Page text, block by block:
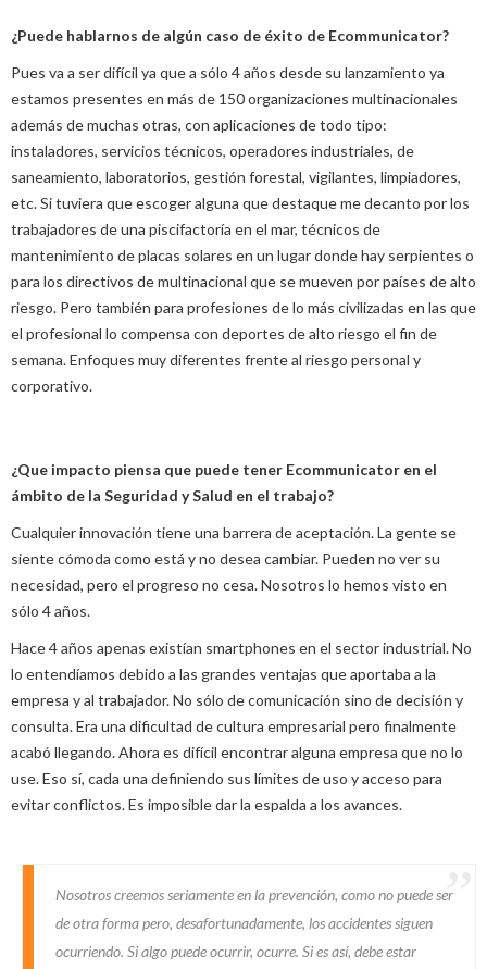
¿Puede hablarnos de algún caso de éxito de Ecommunicator?
Pues va a ser difícil ya que a sólo 4 años desde su lanzamiento ya
estamos presentes en más de 150 organizaciones multinacionales
además de muchas otras, con aplicaciones de todo tipo:
instaladores, servicios técnicos, operadores industriales, de
saneamiento, laboratorios, gestión forestal, vigilantes, limpiadores,
etc. Si tuviera que escoger alguna que destaque me decanto por los
trabajadores de una piscifactoría en el mar, técnicos de
mantenimiento de placas solares en un lugar donde hay serpientes o
para los directivos de multinacional que se mueven por países de alto
riesgo. Pero también para profesiones de lo más civilizadas en las que
el profesional lo compensa con deportes de alto riesgo el fin de
semana. Enfoques muy diferentes frente al riesgo personal y
corporativo.
¿Que impacto piensa que puede tener Ecommunicator en el
ámbito de la Seguridad y Salud en el trabajo?
Cualquier innovación tiene una barrera de aceptación. La gente se
siente cómoda como está y no desea cambiar. Pueden no ver su
necesidad, pero el progreso no cesa. Nosotros lo hemos visto en
sólo 4 años.
Hace 4 años apenas existían smartphones en el sector industrial. No
lo entendíamos debido a las grandes ventajas que aportaba a la
empresa y al trabajador. No sólo de comunicación sino de decisión y
consulta. Era una dificultad de cultura empresarial pero finalmente
acabó llegando. Ahora es difícil encontrar alguna empresa que no lo
use. Eso sí, cada una definiendo sus límites de uso y acceso para
evitar conflictos. Es imposible dar la espalda a los avances.
Nosotros creemos seriamente en la prevención, como no puede ser
de otra forma pero, desafortunadamente, los accidentes siguen
ocurriendo. Si algo puede ocurrir, ocurre. Si es así, debe estar